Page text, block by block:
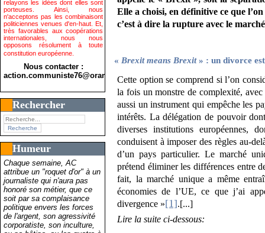
relayons les idées dont elles sont
porteuses. Ainsi, nous
n'acceptons pas les combinaisont
politiciennes venues d'en-haut. Et,
très favorables aux coopérations
internationales, nous nous
opposons résolument à toute
constitution européenne.
Nous contacter :
action.communiste76@orange.fr>
Rechercher
Humeur
Chaque semaine, AC
attribue un "roquet d'or" à un
journaliste qui n'aura pas
honoré son métier, que ce
soit par sa complaisance
politique envers les forces
de l'argent, son agressivité
corporatiste, son inculture,
Elle a choisi, en définitive ce que
c’est à dire la rupture avec le
«Brexit means Brexit» : un divorce
Cette option se comprend si l’on
la fois un monstre de complexité,
aussi un instrument qui empêche les
intérêts. La délégation de pouvoir
diverses institutions européennes,
conduisent à imposer des règles au-
d’un pays particulier. Le marché
prétend éliminer les différences entre
fait, la marché unique a même
économies de l’UE, ce que j’ai
divergence »[1].[...]
Lire la suite ci-dessous: